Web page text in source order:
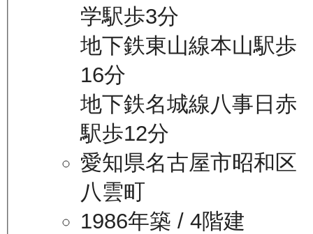
学駅歩3分
地下鉄東山線本山駅歩
16分
地下鉄名城線八事日赤
駅歩12分
愛知県名古屋市昭和区
八雲町
1986年築 / 4階建